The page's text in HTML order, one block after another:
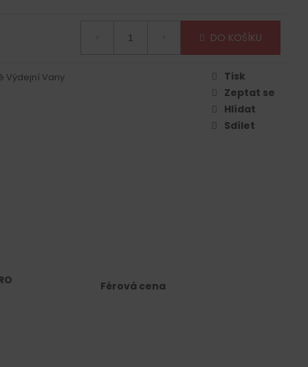
DO KOŠÍKU
Výdejní Vany
Tisk
Zeptat se
Hlídat
Sdílet
Férová cena